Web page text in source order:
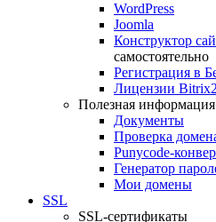
WordPress
Joomla
Конструктор
самостоятельно
Регистрация в
Лицензии
Полезная информация
Документы
Проверка
Punycode-
Генератор
Мои домены
SSL
SSL-сертификаты